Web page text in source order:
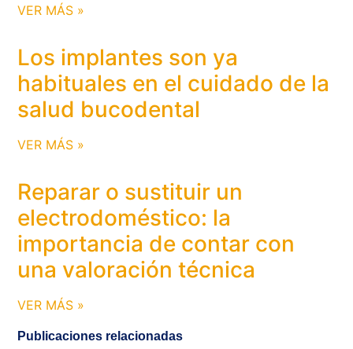
VER MÁS »
Los implantes son ya
habituales en el cuidado de la
salud bucodental
VER MÁS »
Reparar o sustituir un
electrodoméstico: la
importancia de contar con
una valoración técnica
VER MÁS »
Publicaciones relacionadas